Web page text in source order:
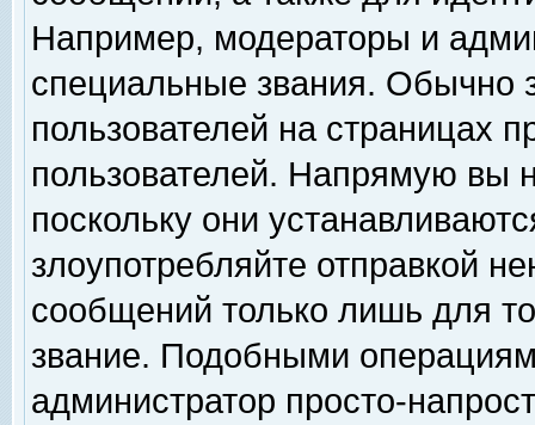
Например, модераторы и
специальные звания. Обычно
пользователей на страницах
пользователей. Напрямую вы
поскольку они
злоупотребляйте отправкой
сообщений только лишь для
звание. Подобными
администратор просто-